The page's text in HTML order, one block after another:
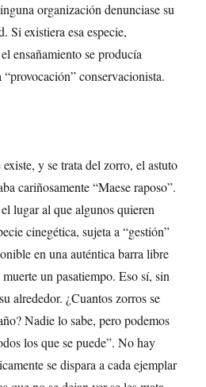
organización denunciase su
Si existiera esa especie,
ensañamiento se producía
conservacionista.
y se trata del zorro, el astuto
cariñosamente “Maese raposo”.
lugar al que algunos quieren
cinegética, sujeta a “gestión”
en una auténtica barra libre
un pasatiempo. Eso sí, sin
alrededor. ¿Cuantos zorros se
Nadie lo sabe, pero podemos
los que se puede”. No hay
se dispara a cada ejemplar